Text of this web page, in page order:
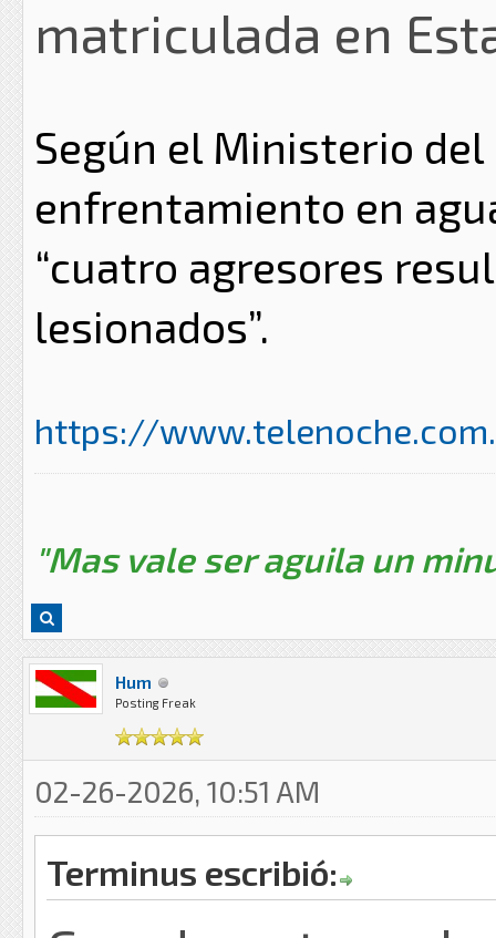
matriculada en
Según el Ministerio
enfrentamiento en
“cuatro agresores
lesionados”.
https://
"Mas vale ser aguila un
Hum
Posting Freak
02-26-2026, 10:51 AM
Terminus escribió: